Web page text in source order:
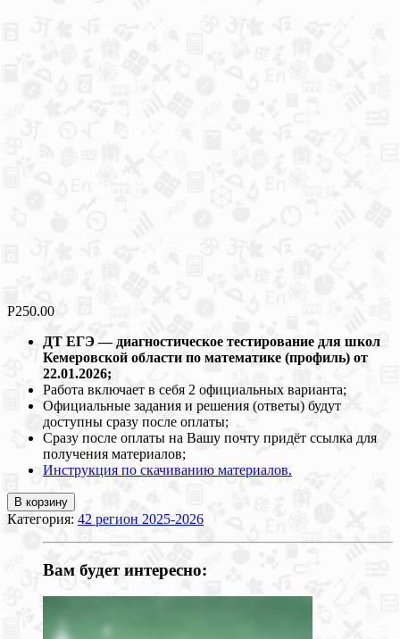
Р250.00
ДТ ЕГЭ — диагностическое тестирование для школ
Кемеровской области по математике (профиль) от
22.01.2026;
Работа включает в себя 2 официальных варианта;
Официальные задания и решения (ответы) будут
доступны сразу после оплаты;
Сразу после оплаты на Вашу почту придёт ссылка для
получения материалов;
Инструкция по скачиванию материалов.
В корзину
Категория: 42 регион 2025-2026
Вам будет интересно: